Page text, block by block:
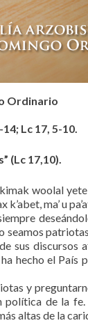
Ordinario
Lc 17, 5-10.
(Lc 17,10).
woolal
ma’ u
sus
hecho el País
y
política de la
altas de la